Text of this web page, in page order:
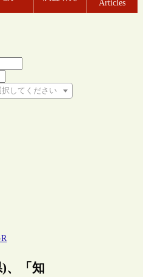
Articles
してください
さい
、「知